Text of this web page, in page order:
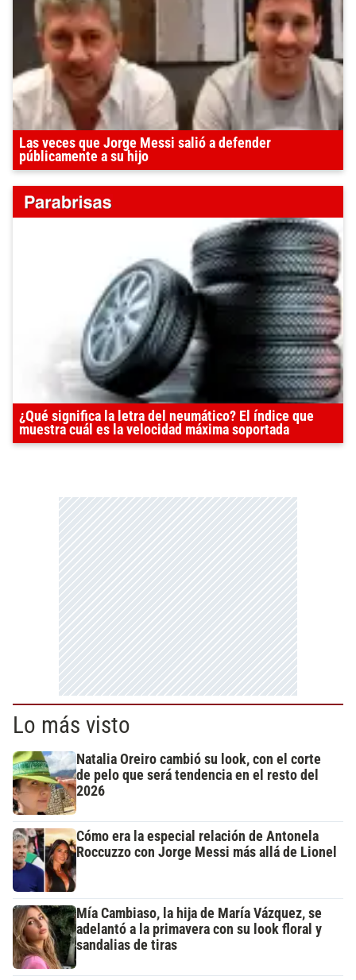
Las veces que Jorge Messi salió a defender
públicamente a su hijo
¿Qué significa la letra del neumático? El índice que
muestra cuál es la velocidad máxima soportada
Lo más visto
Natalia Oreiro cambió su look, con el corte
de pelo que será tendencia en el resto del
2026
Cómo era la especial relación de Antonela
Roccuzzo con Jorge Messi más allá de Lionel
Mía Cambiaso, la hija de María Vázquez, se
adelantó a la primavera con su look floral y
sandalias de tiras